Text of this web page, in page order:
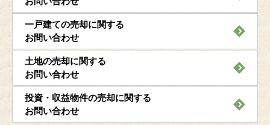
一戸建ての売却に関する
お問い合わせ
土地の売却に関する
お問い合わせ
投資・収益物件の売却に関する
お問い合わせ